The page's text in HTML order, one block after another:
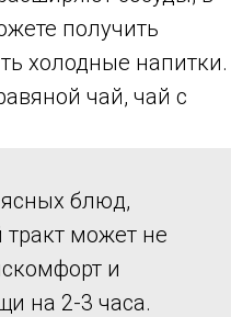
получить
холодные напитки.
чай, чай с
блюд,
может не
и
на 2-3 часа.